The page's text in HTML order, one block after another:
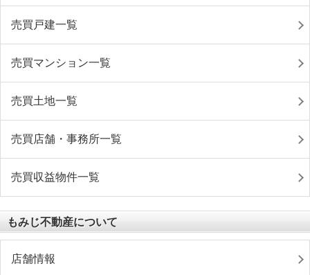
売買戸建一覧
売買マンション一覧
売買土地一覧
売買店舗・事務所一覧
売買収益物件一覧
もみじ不動産について
店舗情報